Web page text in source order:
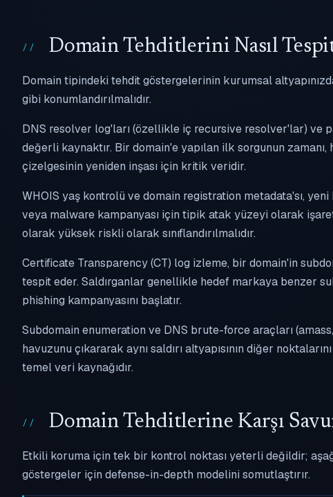
Domain Tehditlerini Nasıl
Domain tipindeki tehdit göstergelerinin kurumsal
gibi konumlandırılmalıdır.
DNS resolver log'ları (özellikle iç recursive resolver'lar) ve
değerli kaynaktır. Bir domain'e yapılan ilk sorgunun zamanı,
çizelgesinin yeniden inşası için kritik veridir.
WHOIS yaş kontrolü ve domain registration metadata'sı,
veya malware kampanyası için tipik atak yüzeyi olarak
olarak yüksek riskli olarak sınıflandırılmalıdır.
Certificate Transparency (CT) log izleme, bir domain'in
tespit eder. Saldırganlar genellikle hedef markaya benzer
phishing kampanyasını başlatır.
Subdomain enumeration ve DNS brute-force araçları
havuzunu çıkararak aynı saldırı altyapısının diğer
temel veri kaynağıdır.
Domain Tehditlerine Karşı
Etkili koruma için tek bir kontrol noktası yeterli değildir;
göstergeler için defense-in-depth modelini somutlaştırır.